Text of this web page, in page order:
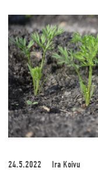
24.5.2022 Ira Koivu